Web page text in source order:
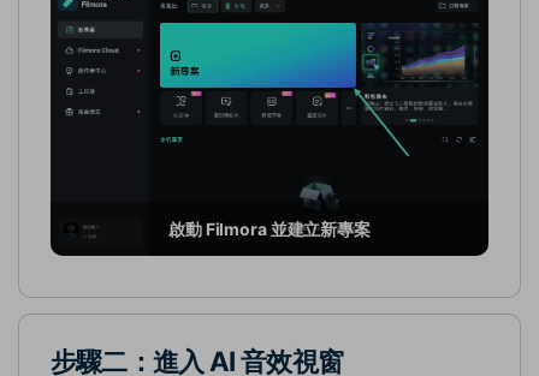
啟動 Filmora 並建立新專案
步驟二：進入 AI 音效視窗